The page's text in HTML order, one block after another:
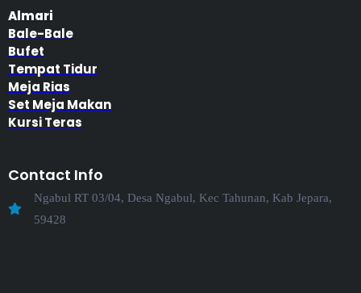
Almari
Bale-Bale
Bufet
Tempat Tidur
Meja Rias
Set Meja Makan
Kursi Teras
Contact Info
Ngabul RT 03/04, Desa Ngabul, Kec Tahunan, Kab Jepara,
59428